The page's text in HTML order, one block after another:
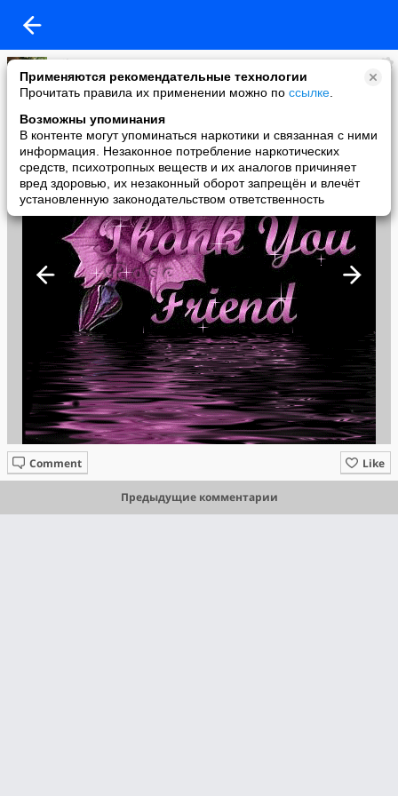
Применяются рекомендательные технологии
Прочитать правила их применении можно по ссылке
Возможны упоминания
В контенте могут упоминаться наркотики и связанная с ними
информация. Незаконное потребление наркотических
средств, психотропных веществ и их аналогов причиняет
вред здоровью, их незаконный оборот запрещён и влечёт
установленную законодательством ответственность
Nika
added a photo
08 Sep в 20:13
Like
Comment
Предыдущие комментарии